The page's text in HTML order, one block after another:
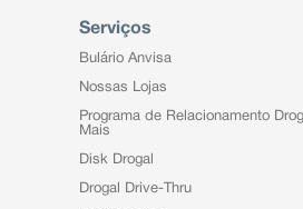
Serviços
Bulário Anvisa
Nossas Lojas
Programa de Relacionamento
Mais
Disk Drogal
Drogal Drive-Thru